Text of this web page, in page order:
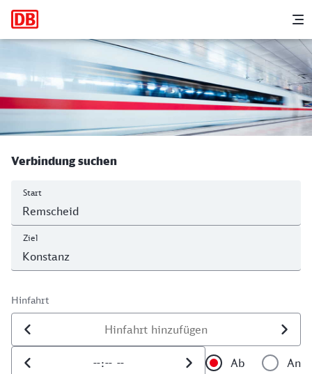
Hauptnavigation
Remscheid Hbf - Konstanz
Verbindung suchen
Start
Ziel
Hinfahrt
Datum der Hinfahrt
Uhrzeit der Hinfahrt
Ab
An